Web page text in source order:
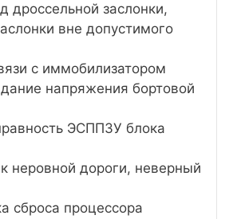
дроссельной заслонки,
вне допустимого
с иммобилизатором
напряжения бортовой
ЭСППЗУ блока
неровной дороги, неверный
сброса процессора